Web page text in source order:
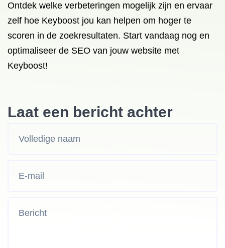
Ontdek welke verbeteringen mogelijk zijn en ervaar
zelf hoe Keyboost jou kan helpen om hoger te
scoren in de zoekresultaten. Start vandaag nog en
optimaliseer de SEO van jouw website met
Keyboost!
Laat een bericht achter